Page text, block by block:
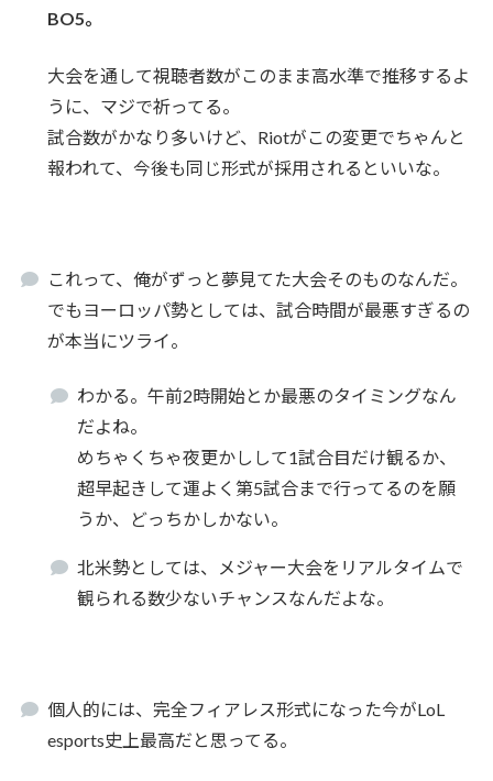
BO5。
大会を通して視聴者数がこのまま高水準で推移するよ
うに、マジで祈ってる。
試合数がかなり多いけど、Riotがこの変更でちゃんと
報われて、今後も同じ形式が採用されるといいな。
これって、俺がずっと夢見てた大会そのものなんだ。
でもヨーロッパ勢としては、試合時間が最悪すぎるの
が本当にツライ。
わかる。午前2時開始とか最悪のタイミングなん
だよね。
めちゃくちゃ夜更かしして1試合目だけ観るか、
超早起きして運よく第5試合まで行ってるのを願
うか、どっちかしかない。
北米勢としては、メジャー大会をリアルタイムで
観られる数少ないチャンスなんだよな。
個人的には、完全フィアレス形式になった今がLoL
esports史上最高だと思ってる。